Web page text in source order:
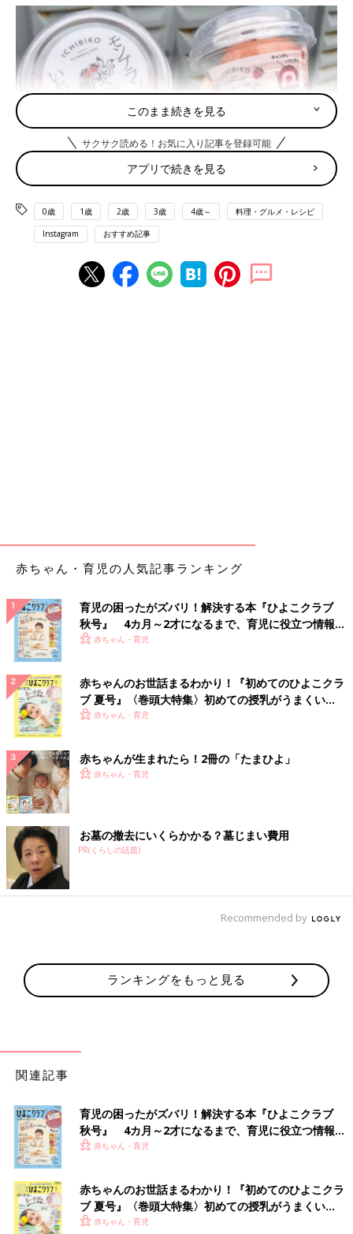
出典：Instagramアカウント「funwari_totoro2019」
ふんわりトトロさんが購入したのは「ワッフルいちごクリー
ム」。柔らかくてしっとりしたワッフル生地の中には甘酸っぱい
いちごクリームが入っていておいしかったそう。こちらは4個入
このまま続きを見る
サクサク読める！お気に入り記事を登録可能
アプリで続きを見る
0歳 1歳 2歳 3歳 4歳～ 料理・グルメ・レシピ
Instagram おすすめ記事
赤ちゃん・育児の人気記事ランキング
育児の困ったがズバリ！解決する本『ひよこクラブ
秋号』 4カ月～2才になるまで、育児に役立つ情報が
いっぱい！
赤ちゃん・育児
赤ちゃんのお世話まるわかり！『初めてのひよこクラ
ブ 夏号』〈巻頭大特集〉初めての授乳がうまくい
く！ おっぱい・ミルクの基本と夏のトラブル 解決テ
赤ちゃん・育児
赤ちゃんが生まれたら！2冊の「たまひよ」
赤ちゃん・育児
お墓の撤去にいくらかかる？墓じまい費用
PR(くらしの話題)
Recommended by
ランキングをもっと見る
関連記事
育児の困ったがズバリ！解決する本『ひよこクラブ
秋号』 4カ月～2才になるまで、育児に役立つ情報が
いっぱい！
赤ちゃん・育児
赤ちゃんのお世話まるわかり！『初めてのひよこクラ
ブ 夏号』〈巻頭大特集〉初めての授乳がうまくい
く！ おっぱい・ミルクの基本と夏のトラブル 解決テ
赤ちゃん・育児